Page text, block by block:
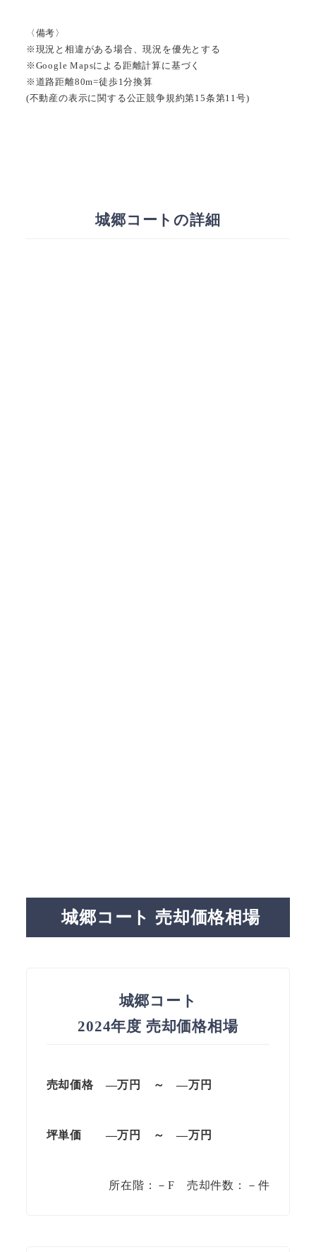
〈備考〉
※現況と相違がある場合、現況を優先とする
※Google Mapsによる距離計算に基づく
※道路距離80m=徒歩1分換算
(不動産の表示に関する公正競争規約第15条第11号)
城郷コートの詳細
城郷コート 売却価格相場
城郷コート
2024年度 売却価格相場
売却価格 —万円 ～ —万円
坪単価 —万円 ～ —万円
所在階：－F 売却件数：－件